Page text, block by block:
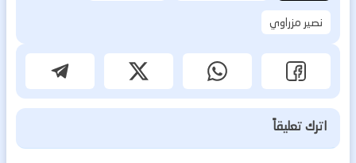
نصير مزراوي
اترك تعليقاً